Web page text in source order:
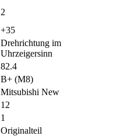
2
+35
Drehrichtung im
Uhrzeigersinn
82.4
B+ (M8)
Mitsubishi New
12
1
Originalteil